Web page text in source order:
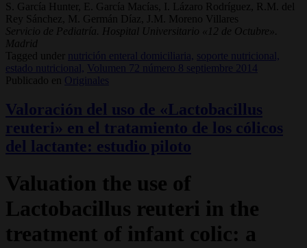
S. García Hunter, E. García Macías, I. Lázaro Rodríguez, R.M. del
Rey Sánchez, M. Germán Díaz, J.M. Moreno Villares
Servicio de Pediatría. Hospital Universitario «12 de Octubre».
Madrid
Tagged under
nutrición enteral domiciliaria, soporte nutricional,
estado nutricional,
Volumen 72 número 8 septiembre 2014
Publicado en
Originales
Valoración del uso de «Lactobacillus
reuteri» en el tratamiento de los cólicos
del lactante: estudio piloto
Valuation the use of
Lactobacillus reuteri in the
treatment of infant colic: a